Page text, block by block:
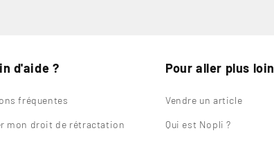
d'aide ?
fréquentes
mon droit de rétractation
Pour aller plus loin
Vendre un article
Qui est Nopli ?